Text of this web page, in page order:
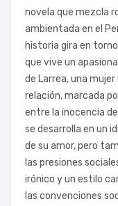
novela que mezcla
ambientada en el
historia gira en
que vive un
de Larrea, una
relación, marcada
entre la inocencia
se desarrolla en un
de su amor, pero
las presiones
irónico y un estilo
las convenciones